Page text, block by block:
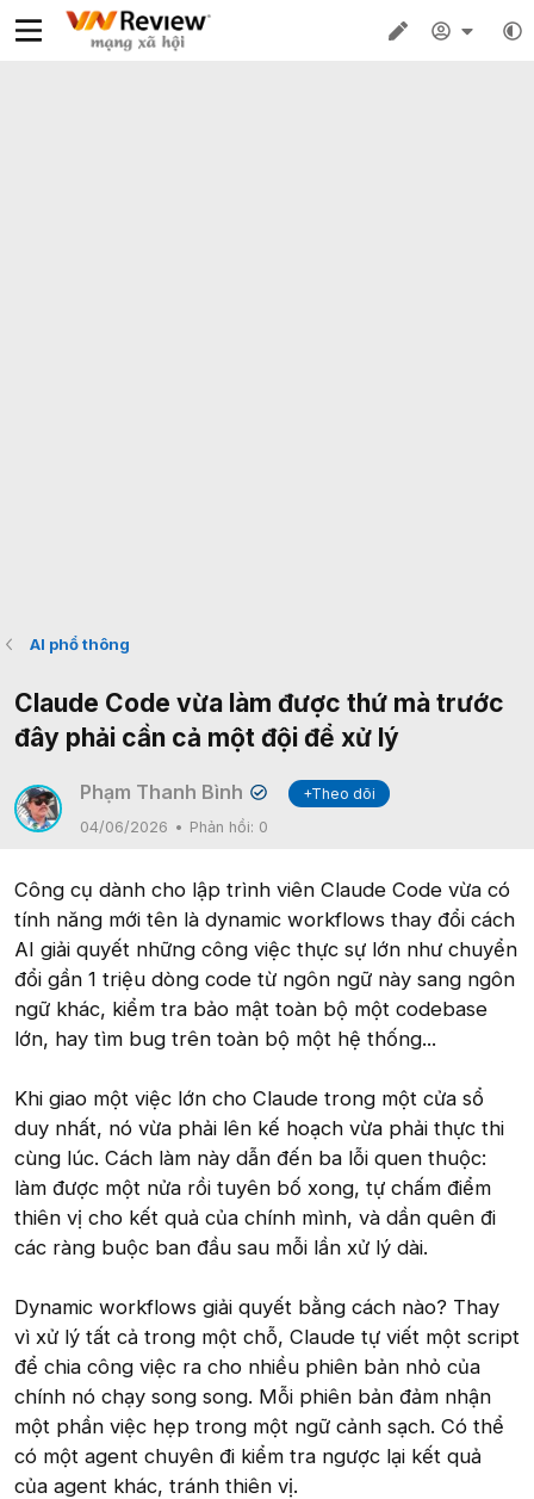
AI phổ thông
Claude Code vừa làm được thứ mà trước
đây phải cần cả một đội để xử lý
Phạm Thanh Bình ✔
+Theo dõi
04/06/2026
Phản hồi: 0
Công cụ dành cho lập trình viên Claude Code vừa có
tính năng mới tên là dynamic workflows thay đổi cách
AI giải quyết những công việc thực sự lớn như chuyển
đổi gần 1 triệu dòng code từ ngôn ngữ này sang ngôn
ngữ khác, kiểm tra bảo mật toàn bộ một codebase
lớn, hay tìm bug trên toàn bộ một hệ thống...
Khi giao một việc lớn cho Claude trong một cửa sổ
duy nhất, nó vừa phải lên kế hoạch vừa phải thực thi
cùng lúc. Cách làm này dẫn đến ba lỗi quen thuộc:
làm được một nửa rồi tuyên bố xong, tự chấm điểm
thiên vị cho kết quả của chính mình, và dần quên đi
các ràng buộc ban đầu sau mỗi lần xử lý dài.
Dynamic workflows giải quyết bằng cách nào? Thay
vì xử lý tất cả trong một chỗ, Claude tự viết một script
để chia công việc ra cho nhiều phiên bản nhỏ của
chính nó chạy song song. Mỗi phiên bản đảm nhận
một phần việc hẹp trong một ngữ cảnh sạch. Có thể
có một agent chuyên đi kiểm tra ngược lại kết quả
của agent khác, tránh thiên vị.